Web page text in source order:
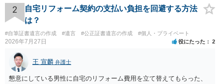
2
自宅リフォーム契約の支払い負担を回避する方法
は？
#自筆証書遺言の作成 #遺言 #公正証書遺言の作成 #個人・プライベート
2026年7月27日 役にたった 2
王 宣麟 弁護士
懇意にしている男性に自宅のリフォーム費用を立て替えてもらった、